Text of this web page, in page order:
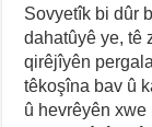
Sovyetîk bi dûr
dahatûyê ye, tê
qirêjîyên
têkoşîna bav û
û hevrêyên